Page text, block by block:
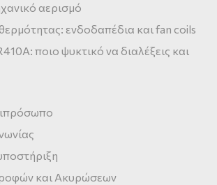
αερισμό
ενδοδαπέδια και fan coils
ποιο ψυκτικό να διαλέξεις και
και Ακυρώσεων